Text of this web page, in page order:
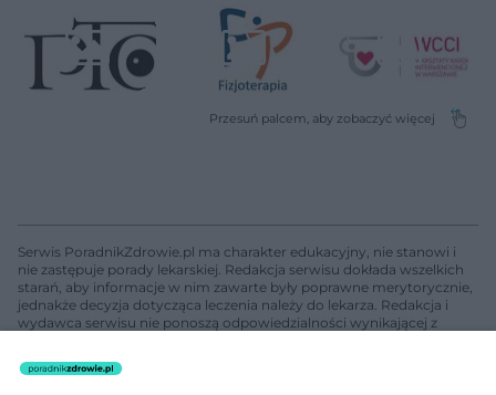
Serwis PoradnikZdrowie.pl ma charakter edukacyjny, nie stanowi i
nie zastępuje porady lekarskiej. Redakcja serwisu dokłada wszelkich
starań, aby informacje w nim zawarte były poprawne merytorycznie,
jednakże decyzja dotycząca leczenia należy do lekarza. Redakcja i
wydawca serwisu nie ponoszą odpowiedzialności wynikającej z
świadczeń zdrowotnych w rozumieniu art. 3 ust 1 ustawy o